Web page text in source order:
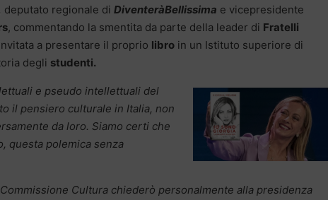
deputato regionale di DiventeràBellissima e vicepresidente
, commentando la smentita da parte della leader di Fratelli
a presentare il proprio libro in un Istituto superiore di
degli studenti.
e pseudo intellettuali del
il pensiero culturale in Italia, non
da loro. Siamo certi che
questa polemica senza
Cultura chiederò personalmente alla presidenza